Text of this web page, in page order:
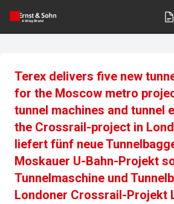
Terex delivers five new
for the Moscow metro
tunnel machines and tunnel
the Crossrail-project in
liefert fünf neue
Moskauer U-Bahn-Projekt
Tunnelmaschine und
Londoner Crossrail-Projekt